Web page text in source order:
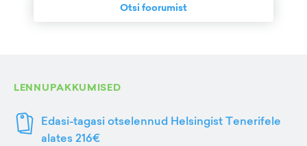
Otsi foorumist
LENNUPAKKUMISED
Edasi-tagasi otselennud Helsingist Tenerifele
alates 216€